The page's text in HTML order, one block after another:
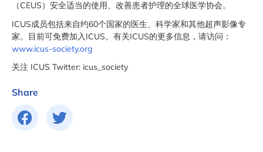
Share
（CEUS）安全适当的使用、改善患者护理的全球医学协会。
ICUS成员包括来自约60个国家的医生、科学家和其他超声影像专
家。目前可免费加入ICUS。有关ICUS的更多信息，请访问：
www.icus-society.org
关注 ICUS Twitter: icus_society